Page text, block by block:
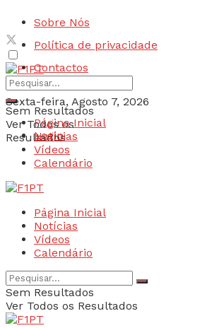
Sobre Nós
Política de privacidade
Contactos
Sexta-feira, Agosto 7, 2026
Login
Sem Resultados
Ver Todos os
Resultados
Página Inicial
Notícias
Vídeos
Calendário
Página Inicial
Notícias
Vídeos
Calendário
Sem Resultados
Ver Todos os Resultados